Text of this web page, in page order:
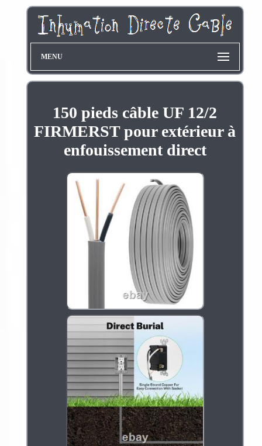
MENU
150 pieds câble UF 12/2
FIRMERST pour extérieur à
enfouissement direct